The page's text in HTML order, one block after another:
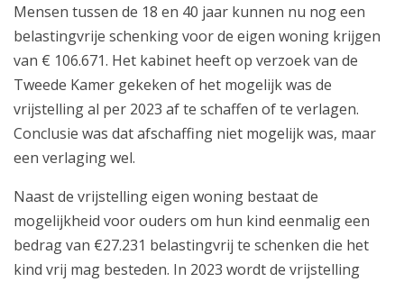
Mensen tussen de 18 en 40 jaar kunnen nu nog een
belastingvrije schenking voor de eigen woning krijgen
van € 106.671. Het kabinet heeft op verzoek van de
Tweede Kamer gekeken of het mogelijk was de
vrijstelling al per 2023 af te schaffen of te verlagen.
Conclusie was dat afschaffing niet mogelijk was, maar
een verlaging wel.
Naast de vrijstelling eigen woning bestaat de
mogelijkheid voor ouders om hun kind eenmalig een
bedrag van €27.231 belastingvrij te schenken die het
kind vrij mag besteden. In 2023 wordt de vrijstelling